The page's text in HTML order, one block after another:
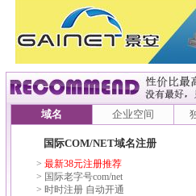
域名 企业空间
国际COM/NET域名注册
> 最新38元注册推荐
> 国际老字号com/net
> 时时注册 自动开通